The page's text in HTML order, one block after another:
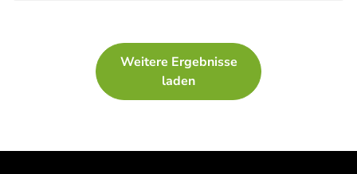
Weitere Ergebnisse
laden